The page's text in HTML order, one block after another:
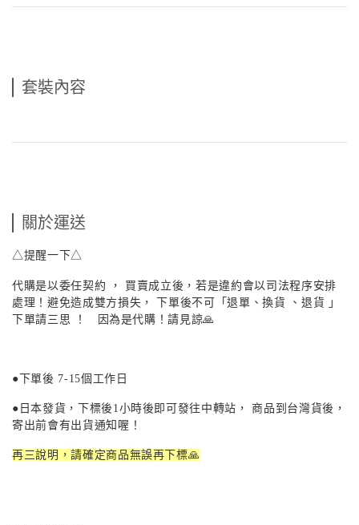
套裝內容
關於運送
△提醒一下△
代購是以委任契約 ， 買賣成立後，若是違約會以司法程序安排
處理！避免造成雙方損失， 下單後不可「退單、換貨 、退貨 」
下單請三思 ！ 因為是代購！請見諒🙏
●下單後 7-15個工作日
●日本發貨，下標後1小時後即可發往中轉站， 商品到台灣貨後，
寄出前會有出貨通知喔！
再三說明，請確定商品無誤再下標🙏